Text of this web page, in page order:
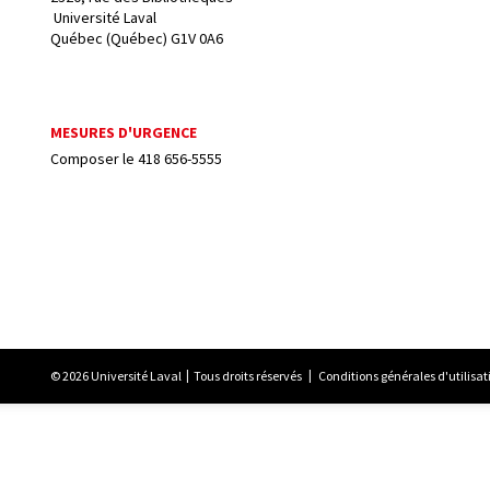
Université Laval
Québec (Québec) G1V 0A6
MESURES D'URGENCE
Composer le 418 656-5555
© 2026 Université Laval Tous droits réservés Conditions générales